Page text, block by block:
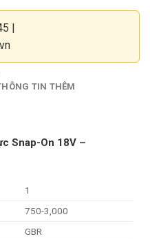
|
TIN THÊM
Snap-On 18V –
1
750-3,000
GBR